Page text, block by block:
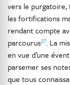
vers le purgatoire,
les fortifications
rendant compte
parcourus27. La
en vue d’une
parsemer ses
que tous